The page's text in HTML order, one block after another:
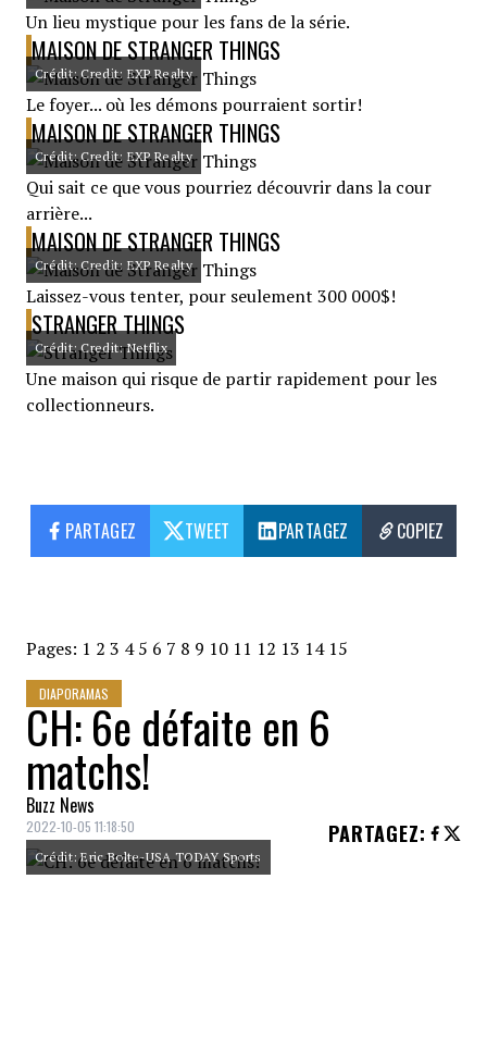
Un lieu mystique pour les fans de la série.
MAISON DE STRANGER THINGS
Crédit: Credit: EXP Realty
Le foyer... où les démons pourraient sortir!
MAISON DE STRANGER THINGS
Crédit: Credit: EXP Realty
Qui sait ce que vous pourriez découvrir dans la cour
arrière...
MAISON DE STRANGER THINGS
Crédit: Credit: EXP Realty
Laissez-vous tenter, pour seulement 300 000$!
STRANGER THINGS
Crédit: Credit: Netflix
Une maison qui risque de partir rapidement pour les
collectionneurs.
PARTAGEZ TWEET PARTAGEZ COPIEZ
Pages: 1 2 3 4 5 6 7 8 9 10 11 12 13 14 15
DIAPORAMAS
CH: 6e défaite en 6
matchs!
Buzz News
2022-10-05 11:18:50 PARTAGEZ:
Crédit: Eric Bolte-USA TODAY Sports